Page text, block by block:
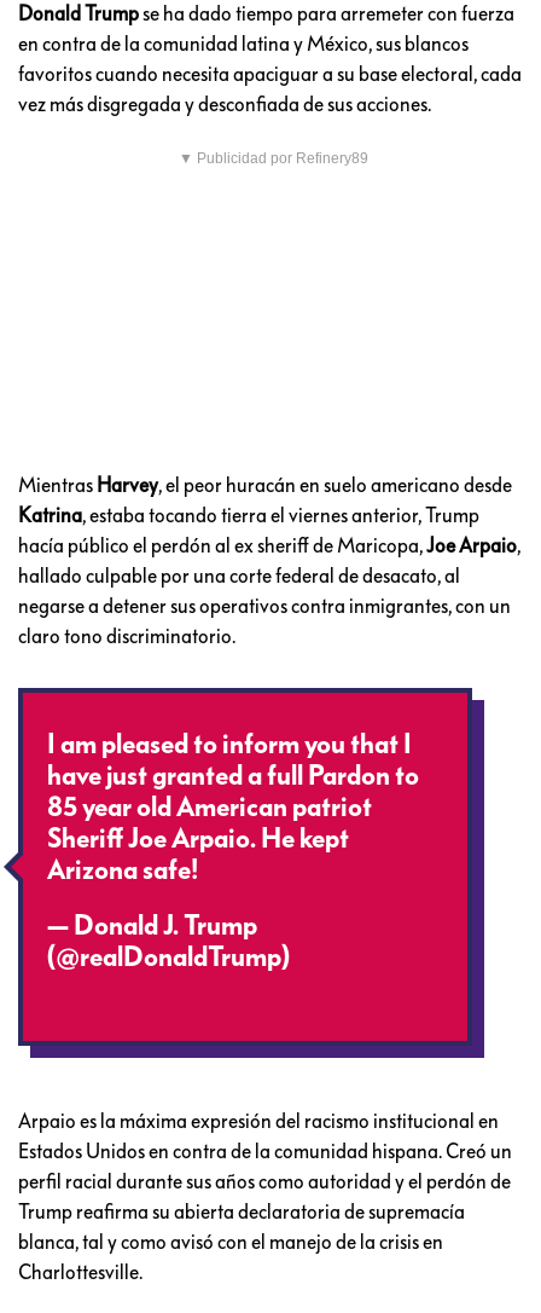
Donald Trumpse ha dado tiempo para arremeter con fuerza
en contra de la comunidad latina y México, sus blancos
favoritos cuando necesita apaciguar a su base electoral, cada
vez más disgregada y desconfiada de sus acciones.
▼ Publicidad por Refinery89
Mientras Harvey, el peor huracán en suelo americano desde
Katrina, estaba tocando tierra el viernes anterior, Trump
hacía público el perdón al ex sheriff de Maricopa,Joe Arpaio,
hallado culpable por una corte federal de desacato, al
negarse a detener sus operativos contra inmigrantes, con un
claro tono discriminatorio.
I am pleased to inform you that I
have just granted a full Pardon to
85 year old American patriot
Sheriff Joe Arpaio. He kept
Arizona safe!
— Donald J. Trump
(@realDonaldTrump)
Arpaio es la máxima expresión del racismo institucional en
Estados Unidos en contra de la comunidad hispana. Creó un
perfil racial durante sus años como autoridad y el perdón de
Trump reafirma su abierta declaratoria de supremacía
blanca, tal y como avisó con el manejo de la crisis en
Charlottesville.